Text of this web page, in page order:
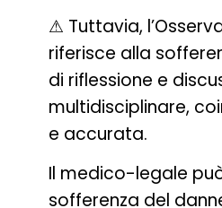
⚠ Tuttavia,
riferisce alla
di riflessione e
multidisciplinare,
e accurata.
Il medico-legale
sofferenza del